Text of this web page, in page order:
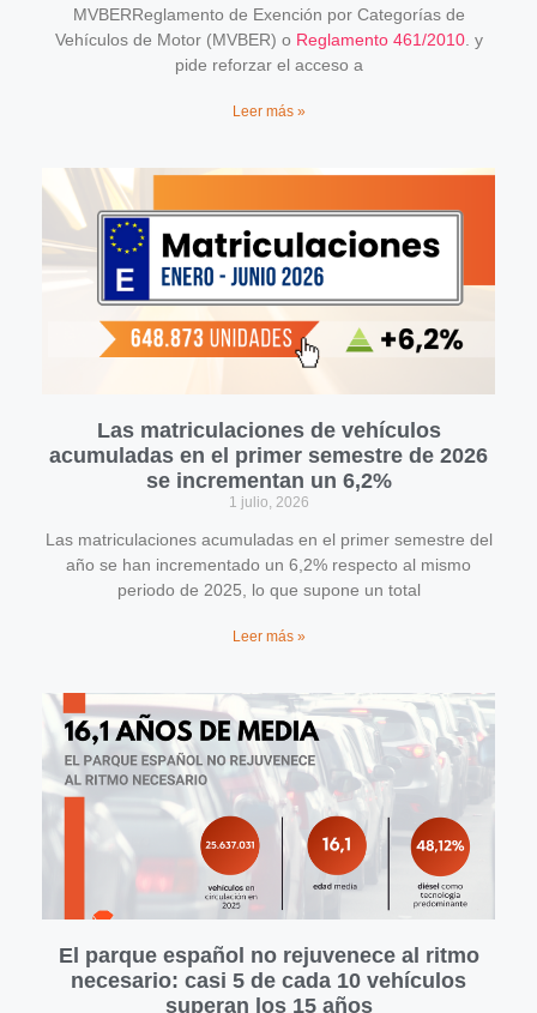
MVBERReglamento de Exención por Categorías de
Vehículos de Motor (MVBER) o Reglamento 461/2010. y
pide reforzar el acceso a
Leer más »
Las matriculaciones de vehículos
acumuladas en el primer semestre de 2026
se incrementan un 6,2%
1 julio, 2026
Las matriculaciones acumuladas en el primer semestre del
año se han incrementado un 6,2% respecto al mismo
periodo de 2025, lo que supone un total
Leer más »
El parque español no rejuvenece al ritmo
necesario: casi 5 de cada 10 vehículos
superan los 15 años